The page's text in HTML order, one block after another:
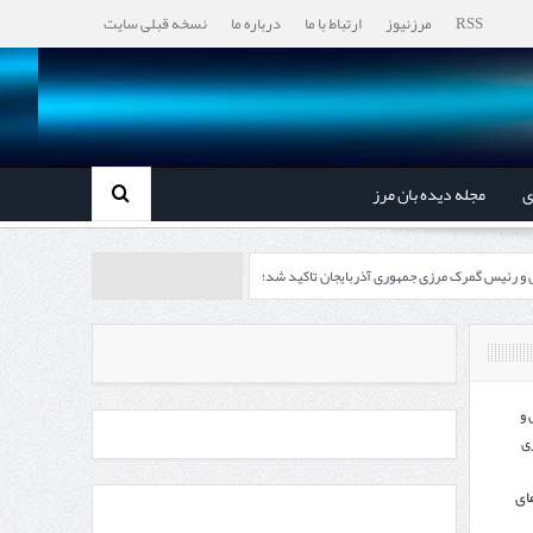
RSS مرزنیوز ارتباط با ما درباره ما نسخه قبلی سایت
مجله دیده بان مرز
و رئیس گمرک مرزی جمهوری آذربایجان تاکید شد؛
ایران و جمهوری آذربایجان ضرورت دارد
گردشگری و صنایع دستی از استاندار اردبیل
اردبیل و مدیرعامل بانک سینا محقق شد؛
و